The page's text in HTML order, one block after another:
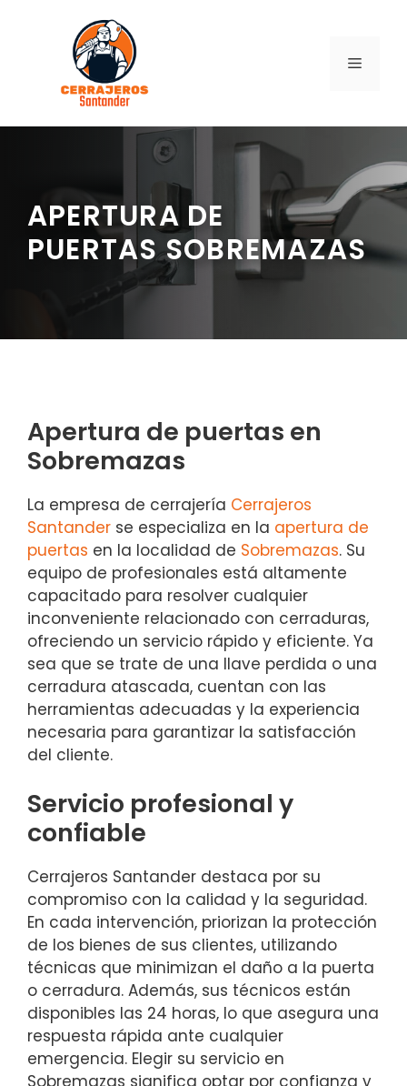
contenido
MENÚ
APERTURA DE
PUERTAS SOBREMAZAS
Apertura de puertas en
Sobremazas
La empresa de cerrajería Cerrajeros
Santander se especializa en la apertura de
puertas en la localidad de Sobremazas. Su
equipo de profesionales está altamente
capacitado para resolver cualquier
inconveniente relacionado con cerraduras,
ofreciendo un servicio rápido y eficiente. Ya
sea que se trate de una llave perdida o una
cerradura atascada, cuentan con las
herramientas adecuadas y la experiencia
necesaria para garantizar la satisfacción
del cliente.
Servicio profesional y
confiable
Cerrajeros Santander destaca por su
compromiso con la calidad y la seguridad.
En cada intervención, priorizan la protección
de los bienes de sus clientes, utilizando
técnicas que minimizan el daño a la puerta
o cerradura. Además, sus técnicos están
disponibles las 24 horas, lo que asegura una
respuesta rápida ante cualquier
emergencia. Elegir su servicio en